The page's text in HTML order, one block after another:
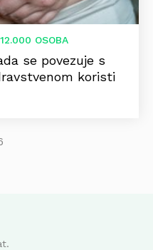
OSOBA
se povezuje s
koristi